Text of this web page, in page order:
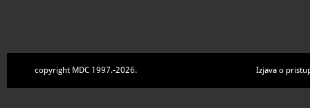
copyright MDC 1997.-2026. Izjava o